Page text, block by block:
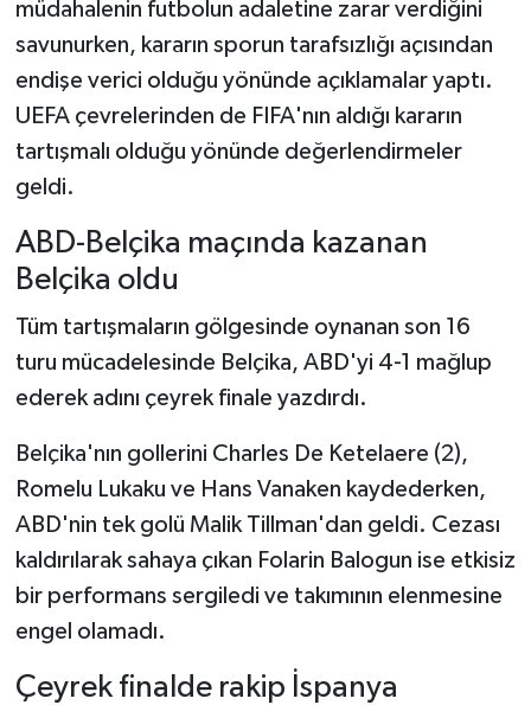
müdahalenin futbolun adaletine zarar verdiğini
savunurken, kararın sporun tarafsızlığı açısından
endişe verici olduğu yönünde açıklamalar yaptı.
UEFA çevrelerinden de FIFA'nın aldığı kararın
tartışmalı olduğu yönünde değerlendirmeler
geldi.
ABD-Belçika maçında kazanan
Belçika oldu
Tüm tartışmaların gölgesinde oynanan son 16
turu mücadelesinde Belçika, ABD'yi 4-1 mağlup
ederek adını çeyrek finale yazdırdı.
Belçika'nın gollerini Charles De Ketelaere (2),
Romelu Lukaku ve Hans Vanaken kaydederken,
ABD'nin tek golü Malik Tillman'dan geldi. Cezası
kaldırılarak sahaya çıkan Folarin Balogun ise etkisiz
bir performans sergiledi ve takımının elenmesine
engel olamadı.
Çeyrek finalde rakip İspanya